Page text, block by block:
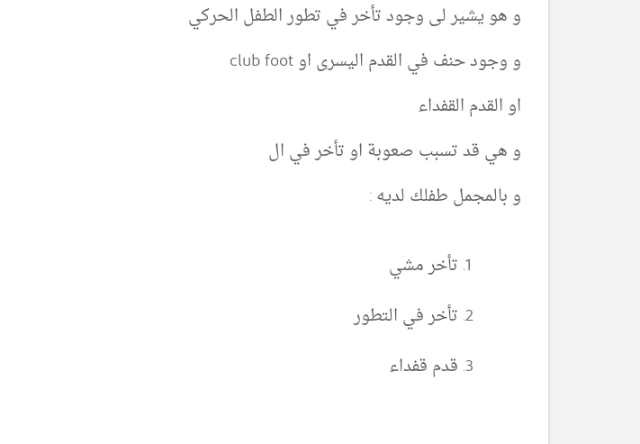
و هو يشير لى وجود تأخر في تطور الطفل الحركي
و وجود حنف في القدم اليسرى او club foot
او القدم القفداء
و هي قد تسبب صعوبة او تأخر في ال
و بالمجمل طفلك لديه :
تأخر مشي
تأخر في التطور
قدم قفداء